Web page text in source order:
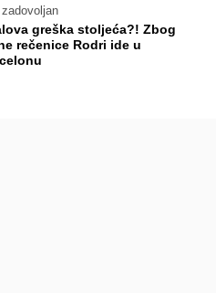
zadovoljan
greška stoljeća?! Zbog
rečenice Rodri ide u